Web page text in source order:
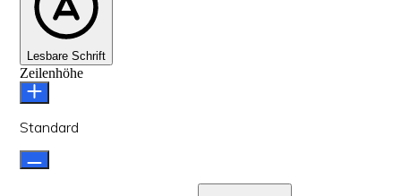
Lesbare Schrift
Zeilenhöhe
Standard